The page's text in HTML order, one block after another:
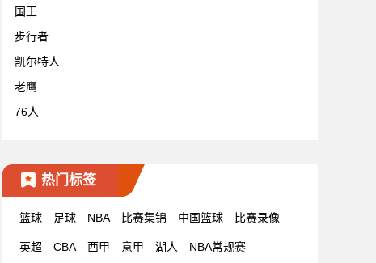
国王
步行者
凯尔特人
老鹰
76人
热门标签
篮球 足球 NBA 比赛集锦 中国篮球 比赛录像
英超 CBA 西甲 意甲 湖人 NBA常规赛